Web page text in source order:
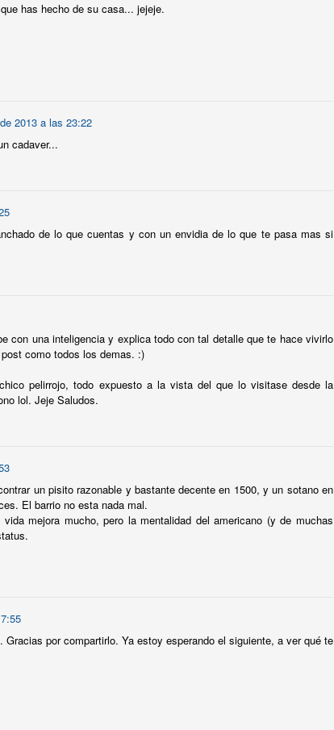
has hecho de su casa... jejeje.
2013 a las 23:22
cadaver...
de lo que cuentas y con un envidia de lo que te pasa mas si
con una inteligencia y explica todo con tal detalle que te hace vivirlo
como todos los demas. :)
pelirrojo, todo expuesto a la vista del que lo visitase desde la
lol. Jeje Saludos.
un pisito razonable y bastante decente en 1500, y un sotano en
El barrio no esta nada mal.
mejora mucho, pero la mentalidad del americano (y de muchas
por compartirlo. Ya estoy esperando el siguiente, a ver qué te
Tunicas y birretes
personas con el mismo aspecto.
por un edificio, a los
a infravalorada zona playera de
parece llegar, esta vez para
el metro y terminar en la playa,
en la calle 57.
es cierta. Desde Columbus
de la calle 57. Un tipo enorme
arnés y sus botas sucias me
con una mezcla de sueño y
un casco amarillo con la pegatina de
andamio que tengo en frente
justo al lado de mi edificio).